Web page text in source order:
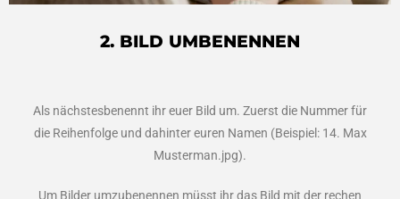
2. BILD UMBENENNEN
Als nächstesbenennt ihr euer Bild um. Zuerst die Nummer für
die Reihenfolge und dahinter euren Namen (Beispiel: 14. Max
Musterman.jpg).
Um Bilder umzubenennen müsst ihr das Bild mit der rechen